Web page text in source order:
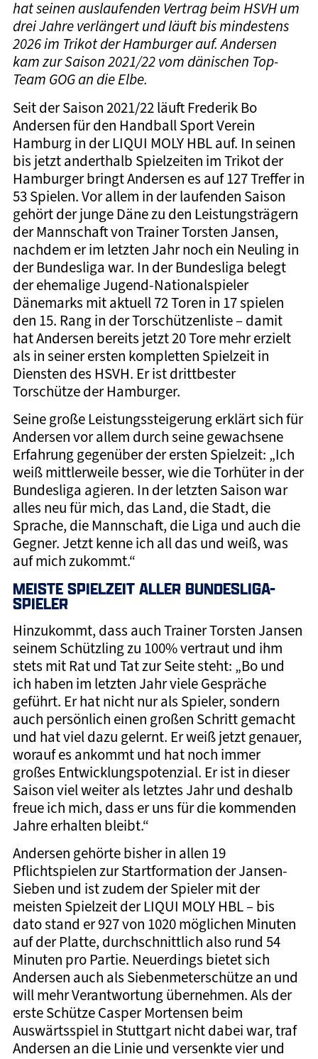
hat seinen auslaufenden Vertrag beim HSVH um
drei Jahre verlängert und läuft bis mindestens
2026 im Trikot der Hamburger auf. Andersen
kam zur Saison 2021/22 vom dänischen Top-
Team GOG an die Elbe.
Seit der Saison 2021/22 läuft Frederik Bo
Andersen für den Handball Sport Verein
Hamburg in der LIQUI MOLY HBL auf. In seinen
bis jetzt anderthalb Spielzeiten im Trikot der
Hamburger bringt Andersen es auf 127 Treffer in
53 Spielen. Vor allem in der laufenden Saison
gehört der junge Däne zu den Leistungsträgern
der Mannschaft von Trainer Torsten Jansen,
nachdem er im letzten Jahr noch ein Neuling in
der Bundesliga war. In der Bundesliga belegt
der ehemalige Jugend-Nationalspieler
Dänemarks mit aktuell 72 Toren in 17 spielen
den 15. Rang in der Torschützenliste – damit
hat Andersen bereits jetzt 20 Tore mehr erzielt
als in seiner ersten kompletten Spielzeit in
Diensten des HSVH. Er ist drittbester
Torschütze der Hamburger.
Seine große Leistungssteigerung erklärt sich für
Andersen vor allem durch seine gewachsene
Erfahrung gegenüber der ersten Spielzeit: „Ich
weiß mittlerweile besser, wie die Torhüter in der
Bundesliga agieren. In der letzten Saison war
alles neu für mich, das Land, die Stadt, die
Sprache, die Mannschaft, die Liga und auch die
Gegner. Jetzt kenne ich all das und weiß, was
auf mich zukommt.“
MEISTE SPIELZEIT ALLER BUNDESLIGA-
SPIELER
Hinzukommt, dass auch Trainer Torsten Jansen
seinem Schützling zu 100% vertraut und ihm
stets mit Rat und Tat zur Seite steht: „Bo und
ich haben im letzten Jahr viele Gespräche
geführt. Er hat nicht nur als Spieler, sondern
auch persönlich einen großen Schritt gemacht
und hat viel dazu gelernt. Er weiß jetzt genauer,
worauf es ankommt und hat noch immer
großes Entwicklungspotenzial. Er ist in dieser
Saison viel weiter als letztes Jahr und deshalb
freue ich mich, dass er uns für die kommenden
Jahre erhalten bleibt.“
Andersen gehörte bisher in allen 19
Pflichtspielen zur Startformation der Jansen-
Sieben und ist zudem der Spieler mit der
meisten Spielzeit der LIQUI MOLY HBL – bis
dato stand er 927 von 1020 möglichen Minuten
auf der Platte, durchschnittlich also rund 54
Minuten pro Partie. Neuerdings bietet sich
Andersen auch als Siebenmeterschütze an und
will mehr Verantwortung übernehmen. Als der
erste Schütze Casper Mortensen beim
Auswärtsspiel in Stuttgart nicht dabei war, traf
Andersen an die Linie und versenkte vier und